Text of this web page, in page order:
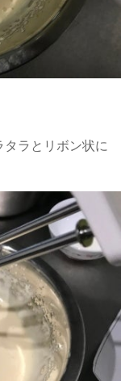
ラとリボン状に